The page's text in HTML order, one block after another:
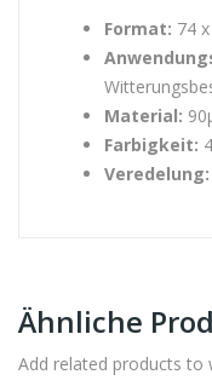
Format: 74
Material:
Farbigkeit:
Veredelung:
Ähnliche
Add related products to